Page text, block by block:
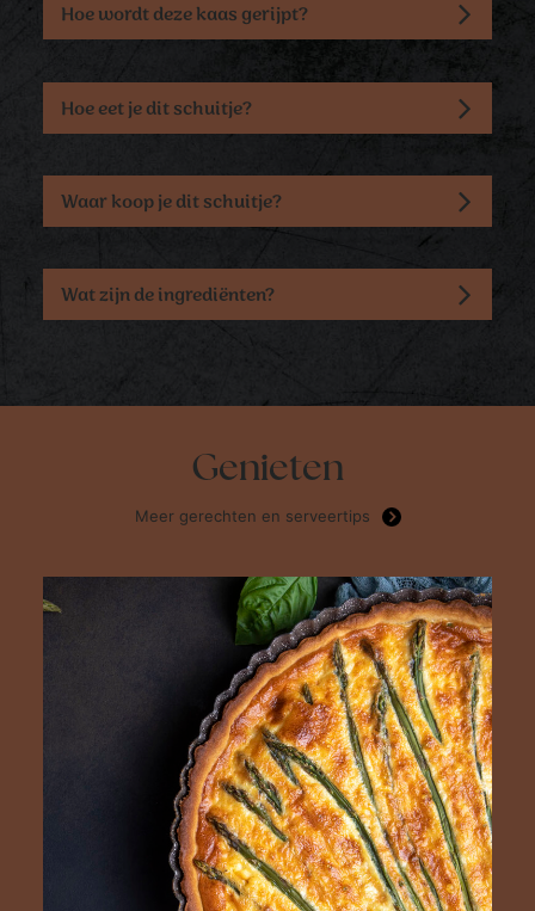
Hoe wordt deze kaas gerijpt?
Hoe eet je dit schuitje?
Waar koop je dit schuitje?
Wat zijn de ingrediënten?
Genieten
Meer gerechten en serveertips